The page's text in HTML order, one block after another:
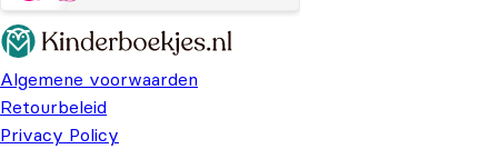
Algemene voorwaarden
Retourbeleid
Privacy Policy